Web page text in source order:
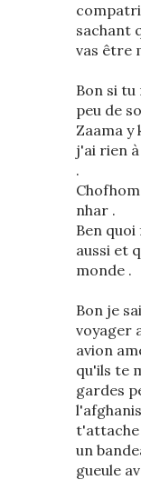
sachant
vas être
Bon si
peu de
Zaama y
j'ai rien
.
nhar .
Ben
aussi et
monde .
Bon je
voyager
avion
qu'ils te
gardes
t'attache
un
gueule